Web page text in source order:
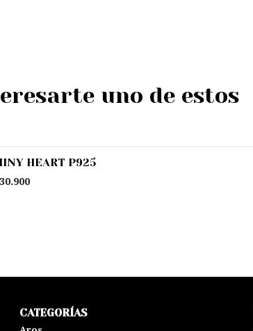
uno de estos
HEART P925
CATEGORÍAS